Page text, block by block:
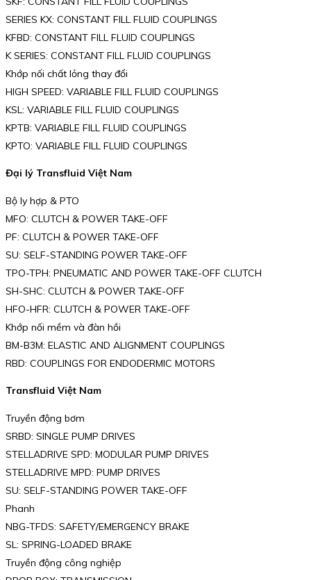
SERIES KX: CONSTANT FILL FLUID COUPLINGS
KFBD: CONSTANT FILL FLUID COUPLINGS
K SERIES: CONSTANT FILL FLUID COUPLINGS
Khớp nối chất lỏng thay đổi
HIGH SPEED: VARIABLE FILL FLUID COUPLINGS
KSL: VARIABLE FILL FLUID COUPLINGS
KPTB: VARIABLE FILL FLUID COUPLINGS
KPTO: VARIABLE FILL FLUID COUPLINGS
Đại lý Transfluid Việt Nam
Bộ ly hợp & PTO
MFO: CLUTCH & POWER TAKE-OFF
PF: CLUTCH & POWER TAKE-OFF
SU: SELF-STANDING POWER TAKE-OFF
TPO-TPH: PNEUMATIC AND POWER TAKE-OFF CLUTCH
SH-SHC: CLUTCH & POWER TAKE-OFF
HFO-HFR: CLUTCH & POWER TAKE-OFF
Khớp nối mềm và đàn hồi
BM-B3M: ELASTIC AND ALIGNMENT COUPLINGS
RBD: COUPLINGS FOR ENDODERMIC MOTORS
Transfluid Việt Nam
Truyền động bơm
SRBD: SINGLE PUMP DRIVES
STELLADRIVE SPD: MODULAR PUMP DRIVES
STELLADRIVE MPD: PUMP DRIVES
SU: SELF-STANDING POWER TAKE-OFF
Phanh
NBG-TFDS: SAFETY/EMERGENCY BRAKE
SL: SPRING-LOADED BRAKE
Truyền động công nghiệp